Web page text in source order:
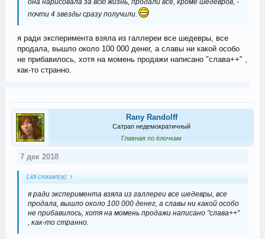
почти 4 звезды сразу получили.
я ради эксперимента взяла из галлереи все шедевры, все
продала, вышло около 100 000 денег, а славы ни какой особо
не прибавилось, хотя на момень продажи написано "слава++" ,
как-то странно.
Rany Randolff
Сатрап недемократичный
Главная по ёлочкам
7 дек 2018
Lidi сказал(а): ↑
я ради эксперимента взяла из галлереи все шедевры, все
продала, вышло около 100 000 денег, а славы ни какой особо
не прибавилось, хотя на момень продажи написано "слава++"
, как-то странно.